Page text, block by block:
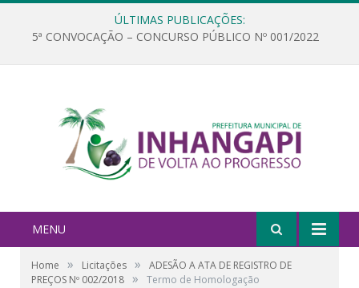
ÚLTIMAS PUBLICAÇÕES:
5ª CONVOCAÇÃO – CONCURSO PÚBLICO Nº 001/2022
MENU
Home » Licitações »
ADESÃO A ATA DE REGISTRO DE
PREÇOS Nº 002/2018 » Termo de Homologação